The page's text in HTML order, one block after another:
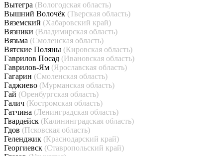
Вытегра (Вологодская область)
Вышний Волочёк (Тверская область)
Вяземский (Хабаровский край)
Вязники (Владимирская область)
Вязьма (Смоленская область)
Вятские Поляны (Кировская область)
Гаврилов Посад (Ивановская область)
Гаврилов-Ям (Ярославская область)
Гагарин (Смоленская область)
Гаджиево (Мурманская область)
Гай (Оренбургская область)
Галич (Костромская область)
Гатчина (Ленинградская область)
Гвардейск (Калининградская область)
Гдов (Псковская область)
Геленджик (Краснодарский край)
Георгиевск (Ставропольский край)